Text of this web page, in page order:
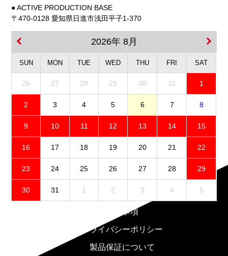
● ACTIVE PRODUCTION BASE
〒470-0128 愛知県日進市浅田平子1-370
2026年 8月
SUN MON TUE WED THU FRI SAT
26 27 28 29 30 31 1
2 3 4 5 6 7 8
9 10 11 12 13 14 15
16 17 18 19 20 21 22
23 24 25 26 27 28 29
30 31 1 2 3 4 5
免責事項
プライバシーポリシー
製品保証について